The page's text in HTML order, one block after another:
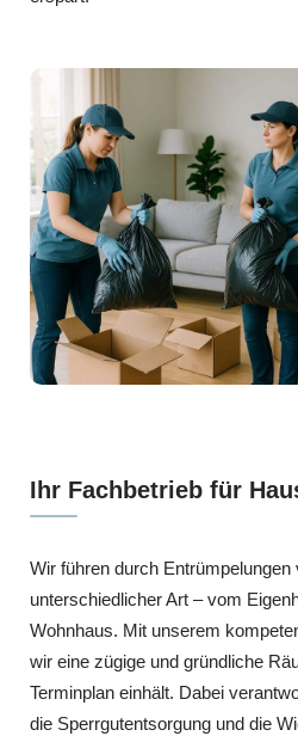
Ihr Fachbetrieb für
Wir führen durch Entrümpelungen
unterschiedlicher Art – vom
Wohnhaus. Mit unserem
wir eine zügige und gründliche
Terminplan einhält. Dabei
die Sperrgutentsorgung und die